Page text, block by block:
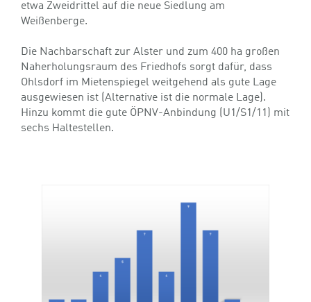
etwa Zweidrittel auf die neue Siedlung am
Weißenberge.
Die Nachbarschaft zur Alster und zum 400 ha großen
Naherholungsraum des Friedhofs sorgt dafür, dass
Ohlsdorf im Mietenspiegel weitgehend als gute Lage
ausgewiesen ist (Alternative ist die normale Lage).
Hinzu kommt die gute ÖPNV-Anbindung (U1/S1/11) mit
sechs Haltestellen.